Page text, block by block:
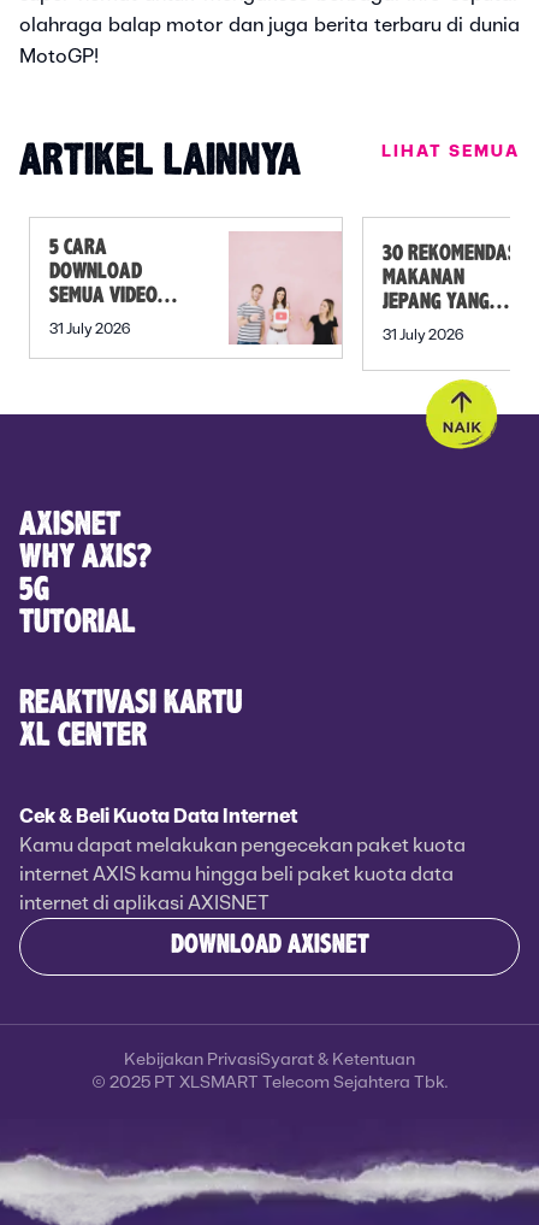
olahraga balap motor dan juga berita terbaru di dunia
MotoGP!
ARTIKEL LAINNYA LIHAT SEMUA
5 CARA
DOWNLOAD
SEMUA VIDEO
DALAM PLAYLIST
31 July 2026
30 REKOMENDASI
MAKANAN
JEPANG YANG
MUST TRY SELAIN
31 July 2026
AXISNET
WHY AXIS?
5G
TUTORIAL
REAKTIVASI KARTU
XL CENTER
Cek & Beli Kuota Data Internet
Kamu dapat melakukan pengecekan paket kuota
internet AXIS kamu hingga beli paket kuota data
internet di aplikasi AXISNET
DOWNLOAD AXISNET
© 2025 PT XLSMART Telecom Sejahtera Tbk.
Kebijakan PrivasiSyarat & Ketentuan